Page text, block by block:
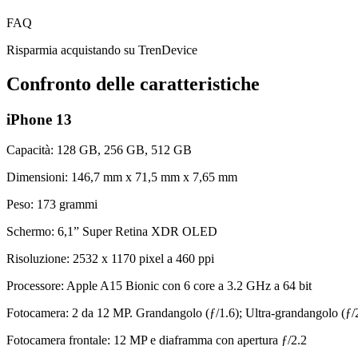
FAQ
Risparmia acquistando su TrenDevice
Confronto delle caratteristiche
iPhone 13
Capacità: 128 GB, 256 GB, 512 GB
Dimensioni: 146,7 mm x 71,5 mm x 7,65 mm
Peso: 173 grammi
Schermo: 6,1” Super Retina XDR OLED
Risoluzione: 2532 x 1170 pixel a 460 ppi
Processore: Apple A15 Bionic con 6 core a 3.2 GHz a 64 bit
Fotocamera: 2 da 12 MP. Grandangolo (ƒ/1.6); Ultra-grandangolo (ƒ/
Fotocamera frontale: 12 MP e diaframma con apertura ƒ/2.2